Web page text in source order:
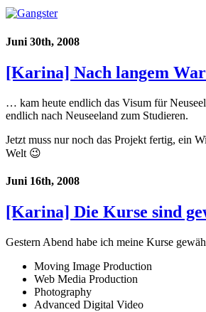
Juni 30th, 2008
[Karina] Nach langem
… kam heute endlich das Visum für
endlich nach Neuseeland zum Studieren.
Jetzt muss nur noch das Projekt fertig, ein
Welt 😉
Juni 16th, 2008
[Karina] Die Kurse sind
Gestern Abend habe ich meine Kurse
Moving Image Production
Web Media Production
Photography
Advanced Digital Video